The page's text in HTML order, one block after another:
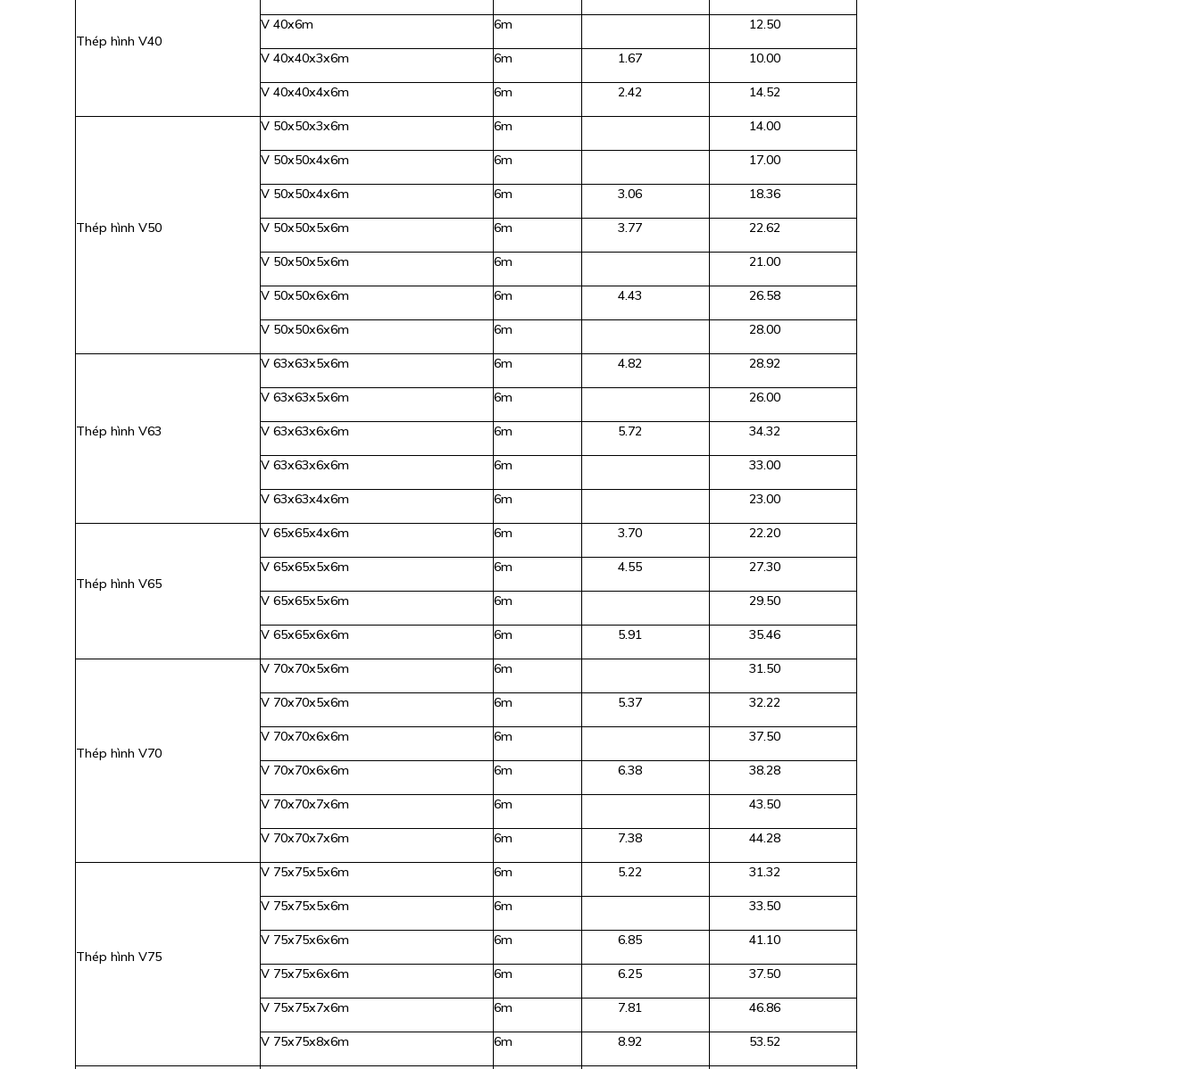
Thép hình V40
V 40x6m 6m 12.50
V 40x40x3x6m 6m 1.67 10.00
V 40x40x4x6m 6m 2.42 14.52
Thép hình V50
V 50x50x3x6m 6m 14.00
V 50x50x4x6m 6m 17.00
V 50x50x4x6m 6m 3.06 18.36
V 50x50x5x6m 6m 3.77 22.62
V 50x50x5x6m 6m 21.00
V 50x50x6x6m 6m 4.43 26.58
V 50x50x6x6m 6m 28.00
Thép hình V63
V 63x63x5x6m 6m 4.82 28.92
V 63x63x5x6m 6m 26.00
V 63x63x6x6m 6m 5.72 34.32
V 63x63x6x6m 6m 33.00
V 63x63x4x6m 6m 23.00
Thép hình V65
V 65x65x4x6m 6m 3.70 22.20
V 65x65x5x6m 6m 4.55 27.30
V 65x65x5x6m 6m 29.50
V 65x65x6x6m 6m 5.91 35.46
Thép hình V70
V 70x70x5x6m 6m 31.50
V 70x70x5x6m 6m 5.37 32.22
V 70x70x6x6m 6m 37.50
V 70x70x6x6m 6m 6.38 38.28
V 70x70x7x6m 6m 43.50
V 70x70x7x6m 6m 7.38 44.28
Thép hình V75
V 75x75x5x6m 6m 5.22 31.32
V 75x75x5x6m 6m 33.50
V 75x75x6x6m 6m 6.85 41.10
V 75x75x6x6m 6m 6.25 37.50
V 75x75x7x6m 6m 7.81 46.86
V 75x75x8x6m 6m 8.92 53.52